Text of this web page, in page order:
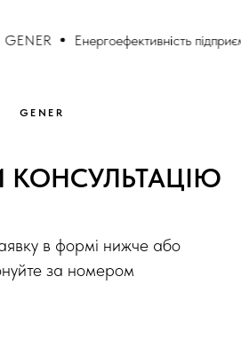
Енергоефективність підприємств
GENER
КОНСУЛЬТАЦІЮ
в формі нижче або
за номером